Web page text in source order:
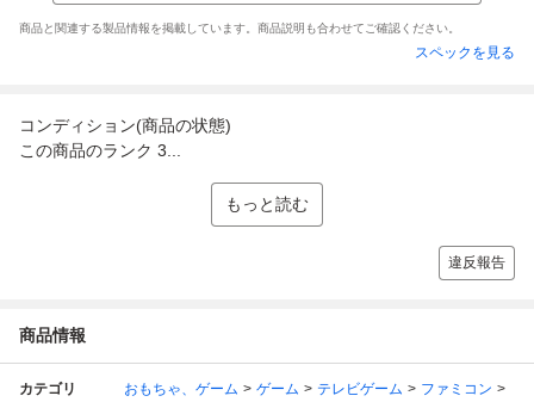
商品と関連する製品情報を掲載しています。商品説明も合わせてご確認ください。
スペックを見る
コンディション(商品の状態)
この商品のランク 3...
もっと読む
違反報告
商品情報
カテゴリ おもちゃ、ゲーム ゲーム テレビゲーム
ファミコン